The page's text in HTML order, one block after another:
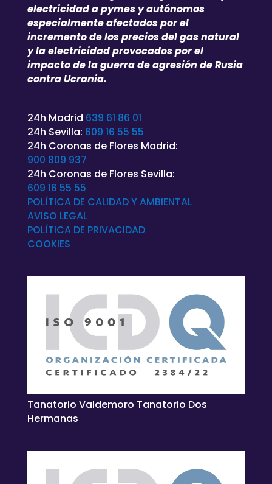
electricidad a pymes y autónomos
especialmente afectados por el
incremento de los precios del gas natural
y la electricidad provocados por el
impacto de la guerra de agresión de Rusia
contra Ucrania.
24h Madrid 639 61 86 01
24h Sevilla: 609 16 55 55
24h Coronas de Flores Madrid:
900 809 937
24h Coronas de Flores Sevilla:
609 16 55 55
POLÍTICA DE CALIDAD Y AMBIENTAL
AVISO LEGAL
POLÍTICA DE PRIVACIDAD
COOKIES
Tanatorio Valdemoro Tanatorio Dos
Hermanas